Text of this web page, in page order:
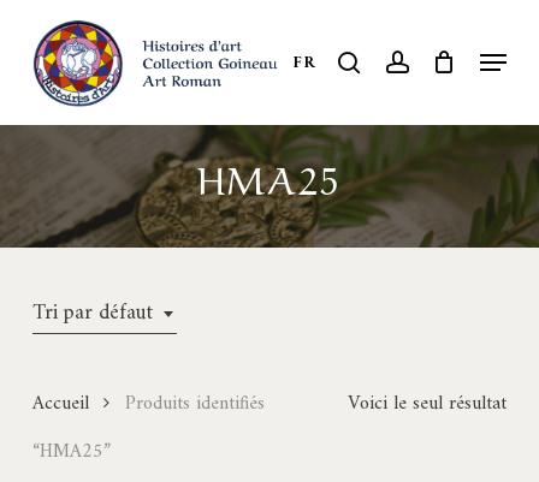
main
content
FR search account Menu
HMA25
Tri par défaut
Voici le seul résultat
Accueil
Produits identifiés
“HMA25”
Close